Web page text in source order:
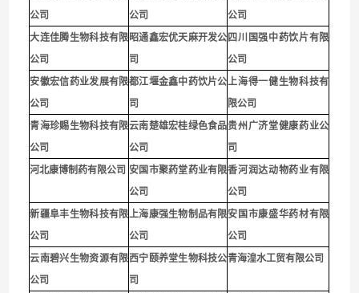
公司
公司
公司
大连佳腾生物科技有限
公司
昭通鑫宏优天麻开发公
司
四川国强中药饮片有限
公司
安徽宏信药业发展有限
公司
都江堰金鑫中药饮片公
司
上海得一健生物科技有
限公司
青海珍赐生物科技有限
公司
云南楚雄宏桂绿色食品
公司
贵州广济堂健康药业公
司
河北康博制药有限公司 安国市聚药堂药业有限
公司
香河润达动物药业有限
公司
新疆阜丰生物科技有限
公司
上海康强生物制品有限
公司
安国市康盛华药材有限
公司
云南碧兴生物资源有限
公司
西宁颐养堂生物科技公
司
青海湟水工贸有限公司